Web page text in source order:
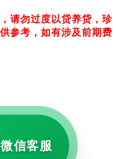
请勿过度以贷养贷，珍
参考，如有涉及前期费
、上征信
信客服